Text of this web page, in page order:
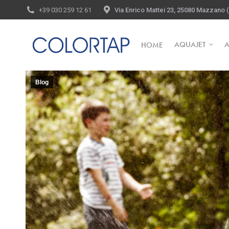
+39 030 259 12 61 Via Enrico Mattei 23, 25080 Mazzano
HOME AQUAJET
Blog
HOME AQUAJET